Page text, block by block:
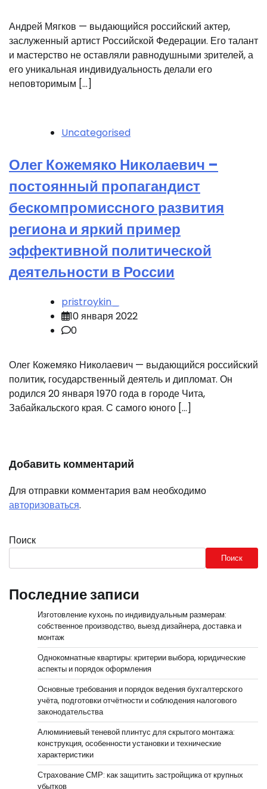
Андрей Мягков — выдающийся российский актер,
заслуженный артист Российской Федерации. Его талант
и мастерство не оставляли равнодушными зрителей, а
его уникальная индивидуальность делали его
неповторимым […]
Uncategorised
Олег Кожемяко Николаевич –
постоянный пропагандист
бескомпромиссного развития
региона и яркий пример
эффективной политической
деятельности в России
pristroykin_
10 января 2022
0
Олег Кожемяко Николаевич — выдающийся российский
политик, государственный деятель и дипломат. Он
родился 20 января 1970 года в городе Чита,
Забайкальского края. С самого юного […]
Добавить комментарий
Для отправки комментария вам необходимо
авторизоваться.
Поиск
Поиск
Последние записи
Изготовление кухонь по индивидуальным размерам:
собственное производство, выезд дизайнера, доставка и
монтаж
Однокомнатные квартиры: критерии выбора, юридические
аспекты и порядок оформления
Основные требования и порядок ведения бухгалтерского
учёта, подготовки отчётности и соблюдения налогового
законодательства
Алюминиевый теневой плинтус для скрытого монтажа:
конструкция, особенности установки и технические
характеристики
Страхование СМР: как защитить застройщика от крупных
убытков